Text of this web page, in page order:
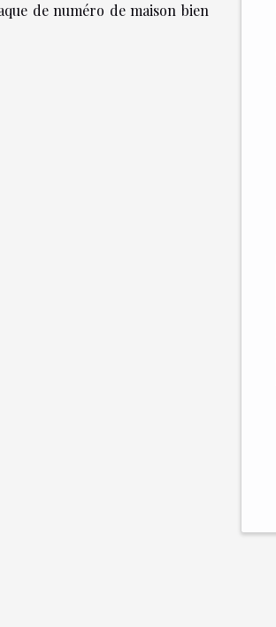
de numéro de maison bien